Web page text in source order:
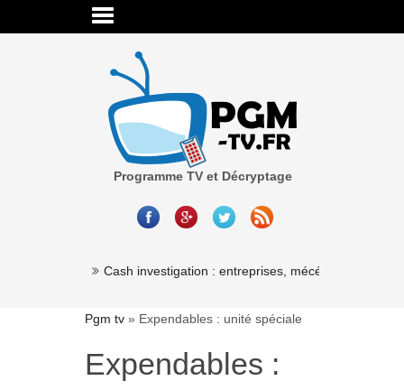
Programme TV et Décryptage
Cash investigation : entreprises, mécénat,
Pgm tv » Expendables : unité spéciale
Expendables :